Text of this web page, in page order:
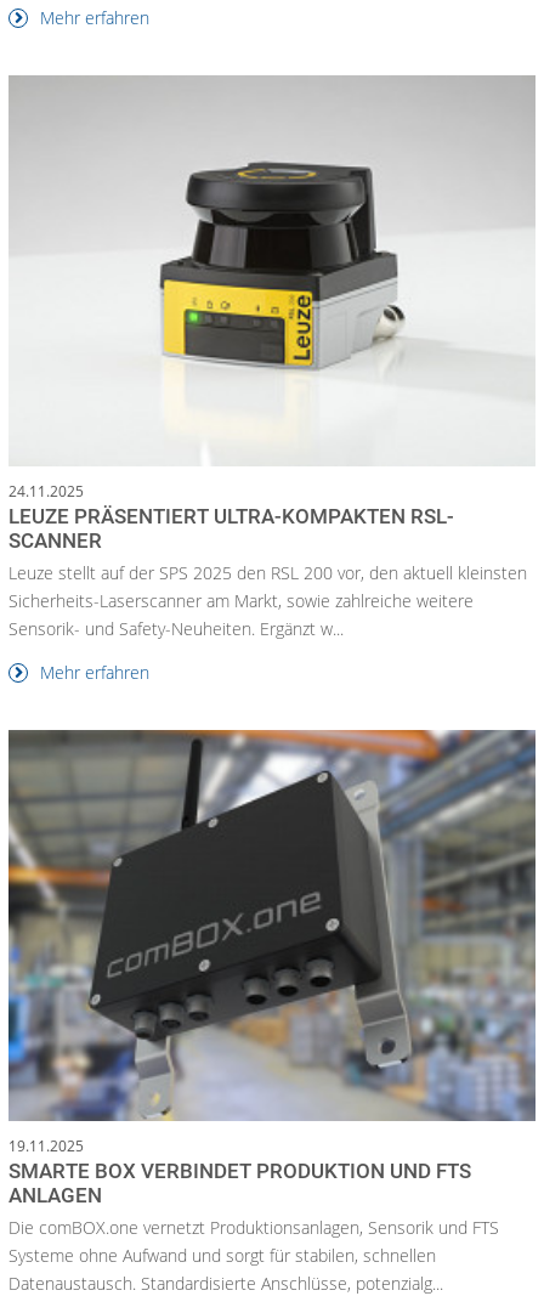
Mehr erfahren
24.11.2025
LEUZE PRÄSENTIERT ULTRA-KOMPAKTEN RSL-
SCANNER
Leuze stellt auf der SPS 2025 den RSL 200 vor, den aktuell kleinsten
Sicherheits-Laserscanner am Markt, sowie zahlreiche weitere
Sensorik- und Safety-Neuheiten. Ergänzt w...
Mehr erfahren
19.11.2025
SMARTE BOX VERBINDET PRODUKTION UND FTS
ANLAGEN
Die comBOX.one vernetzt Produktionsanlagen, Sensorik und FTS
Systeme ohne Aufwand und sorgt für stabilen, schnellen
Datenaustausch. Standardisierte Anschlüsse, potenzialg...